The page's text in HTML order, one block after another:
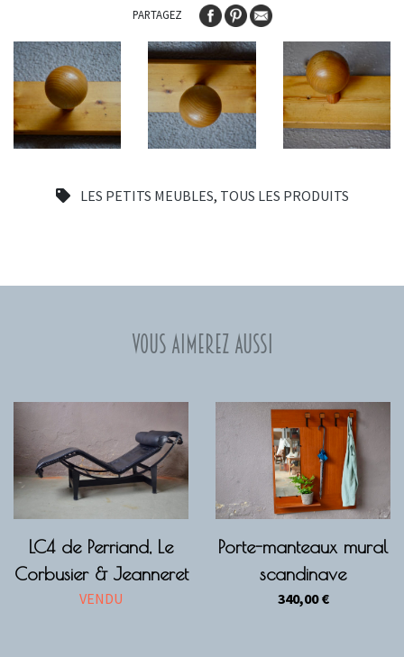
LES PETITS MEUBLES, TOUS LES PRODUITS
PARTAGEZ
Vous aimerez aussi
LC4 de Perriand, Le
Corbusier & Jeanneret
VENDU
Porte-manteaux mural
scandinave
340,00€